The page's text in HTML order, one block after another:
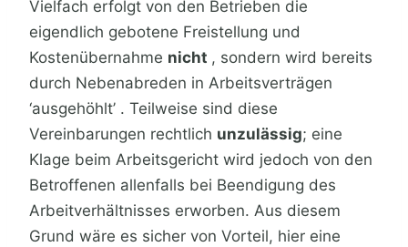
Vielfach erfolgt von den Betrieben die
eigendlich gebotene Freistellung und
Kostenübernahme nicht , sondern wird bereits
durch Nebenabreden in Arbeitsverträgen
‘ausgehöhlt’ . Teilweise sind diese
Vereinbarungen rechtlich unzulässig; eine
Klage beim Arbeitsgericht wird jedoch von den
Betroffenen allenfalls bei Beendigung des
Arbeitverhältnisses erworben. Aus diesem
Grund wäre es sicher von Vorteil, hier eine